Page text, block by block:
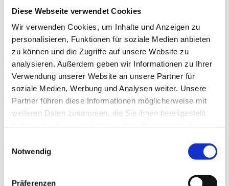
Diese Webseite verwendet Cookies
Wir verwenden Cookies, um Inhalte und Anzeigen zu
personalisieren, Funktionen für soziale Medien anbieten
zu können und die Zugriffe auf unsere Website zu
analysieren. Außerdem geben wir Informationen zu Ihrer
Verwendung unserer Website an unsere Partner für
soziale Medien, Werbung und Analysen weiter. Unsere
Partner führen diese Informationen möglicherweise mit
weiteren Daten zusammen, die Sie ihnen bereitgestellt
Notwendig
Präferenzen
Gilles Legrand
Auf DVD, Blu-ray
ALS VOD
Trailer
Trailer "Die Kunst der Nächstenliebe"
anzusehen.